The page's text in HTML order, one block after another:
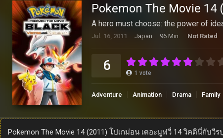
Pokemon The Movie
A hero must choose: the power of
Jul. 16, 2011 Japan 96 Min. Not Rated
6 1 vote
Adventure Animation Drama Family
Pokemon The Movie 14 (2011) โปเกม่อน เดอะมูฟวี่ 14 วิคตินี่กั